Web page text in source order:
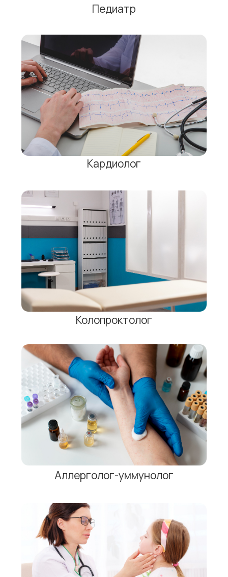
Функциональная диагностика